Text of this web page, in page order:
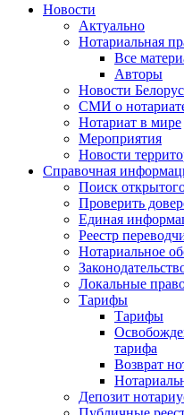
Новости
Актуально
Нотариальная
Все
Авторы
Новости
СМИ о
Нотариат в мире
Мероприятия
Новости
Справочная
Поиск
Проверить
Единая
Реестр
Нотариальное
Локальные
Тарифы
Тарифы
тарифа
Возврат
Депозит